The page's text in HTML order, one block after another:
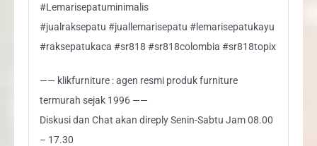
#Lemarisepatuminimalis
#jualraksepatu #juallemarisepatu #lemarisepatukayu
#raksepatukaca #sr818 #sr818colombia #sr818topix
—— klikfurniture : agen resmi produk furniture
termurah sejak 1996 ——
Diskusi dan Chat akan direply Senin-Sabtu Jam 08.00
– 17.30